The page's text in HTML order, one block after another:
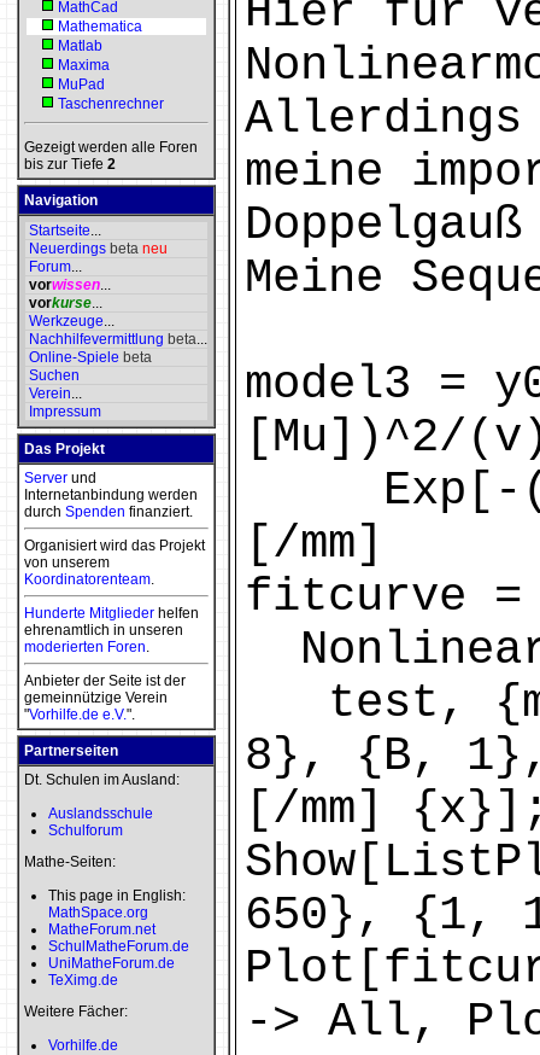
MathCad
Mathematica
Matlab
Maxima
MuPad
Taschenrechner
Gezeigt werden alle Foren
bis zur Tiefe 2
Navigation
Startseite...
Neuerdings beta neu
Forum...
vorwissen...
vorkurse...
Werkzeuge...
Nachhilfevermittlung beta...
Online-Spiele beta
Suchen
Verein...
Impressum
Das Projekt
Server und
Internetanbindung werden
durch Spenden finanziert.
Organisiert wird das Projekt
von unserem
Koordinatorenteam.
Hunderte Mitglieder helfen
ehrenamtlich in unseren
moderierten Foren.
Anbieter der Seite ist der
gemeinnützige Verein
"Vorhilfe.de e.V.".
Partnerseiten
Dt. Schulen im Ausland:
Auslandsschule
Schulforum
Mathe-Seiten:
This page in English:
MathSpace.org
MatheForum.net
SchulMatheForum.de
UniMatheForum.de
TeXimg.de
Weitere Fächer:
Vorhilfe.de
Hier für
Allerdings
meine
Meine
model3 =
[Mu])^2/
Exp[-(x
[/mm]
fitcurve =
test,
8}, {B,
[/mm]
650}, {1,
-> All,